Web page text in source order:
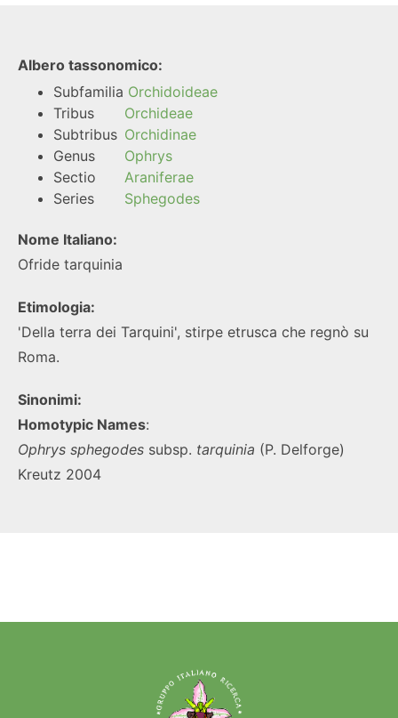
Albero tassonomico:
Subfamilia Orchidoideae
Tribus
Orchideae
Subtribus Orchidinae
Genus
Ophrys
Sectio
Araniferae
Series
Sphegodes
Nome Italiano:
Ofride tarquinia
Etimologia:
'Della terra dei Tarquini', stirpe etrusca che regnò su
Roma.
Sinonimi:
Homotypic Names:
Ophrys sphegodes subsp. tarquinia (P. Delforge)
Kreutz 2004